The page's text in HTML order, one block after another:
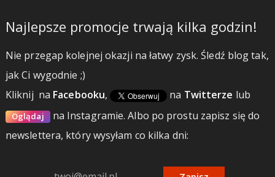
Najlepsze promocje trwają kilka godzin!
Nie przegap kolejnej okazji na łatwy zysk. Śledź blog tak,
jak Ci wygodnie ;)
Kliknij na Facebooku, na Twitterze lub
Oglądaj na Instagramie.Albo po prostu zapisz się do
newslettera, który wysyłam co kilka dni: